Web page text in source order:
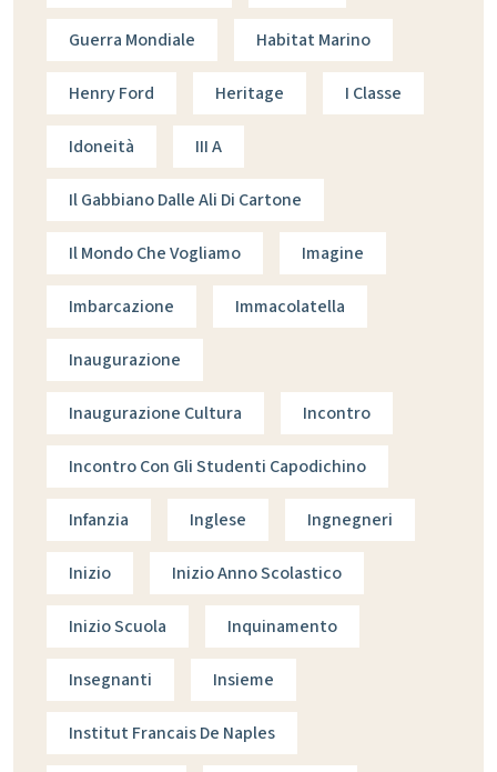
Guerra Mondiale Habitat Marino
Henry Ford Heritage I Classe
Idoneità III A
Il Gabbiano Dalle Ali Di Cartone
Il Mondo Che Vogliamo Imagine
Imbarcazione Immacolatella
Inaugurazione
Inaugurazione Cultura Incontro
Incontro Con Gli Studenti Capodichino
Infanzia Inglese Ingnegneri
Inizio Inizio Anno Scolastico
Inizio Scuola Inquinamento
Insegnanti Insieme
Institut Francais De Naples